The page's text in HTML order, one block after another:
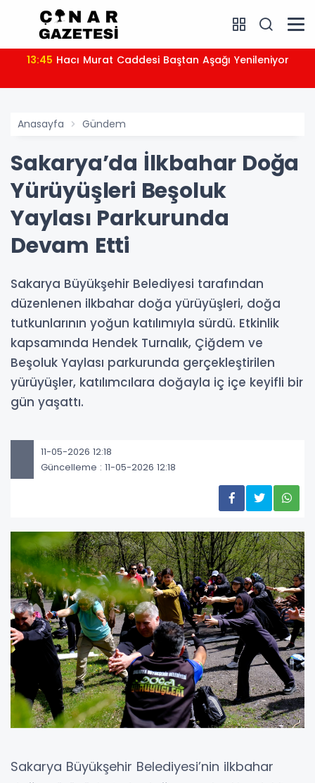
13:45 Hacı Murat Caddesi Baştan Aşağı Yenileniyor
Anasayfa Gündem
Sakarya’da İlkbahar Doğa
Yürüyüşleri Beşoluk
Yaylası Parkurunda
Devam Etti
Sakarya Büyükşehir Belediyesi tarafından
düzenlenen ilkbahar doğa yürüyüşleri, doğa
tutkunlarının yoğun katılımıyla sürdü. Etkinlik
kapsamında Hendek Turnalık, Çiğdem ve
Beşoluk Yaylası parkurunda gerçekleştirilen
yürüyüşler, katılımcılara doğayla iç içe keyifli bir
gün yaşattı.
11-05-2026 12:18
Güncelleme : 11-05-2026 12:18
Sakarya Büyükşehir Belediyesi’nin ilkbahar